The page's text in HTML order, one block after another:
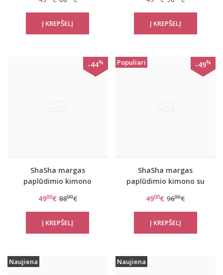
-44%
ShaSha margas
paplūdimio kimono
4900€ 8800€
Populiari -49%
ShaSha margas
paplūdimio kimono su
4900€ 9600€
Naujiena Naujiena